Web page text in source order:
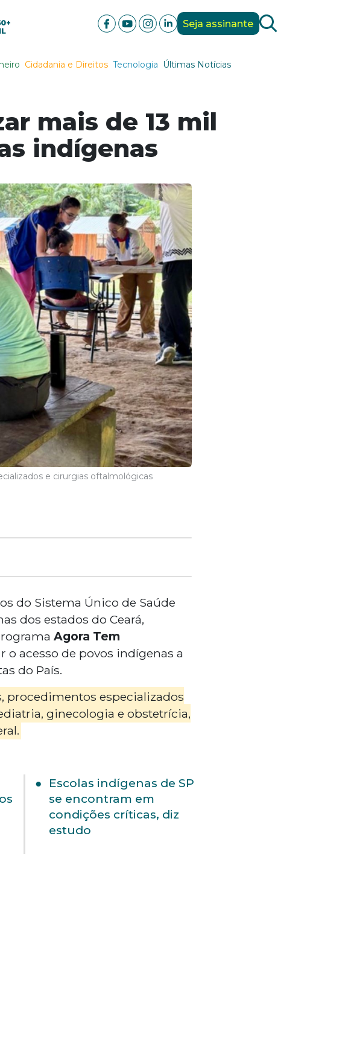
Seja assinante
Cidadania e Direitos Tecnologia Últimas Notícias
mais de 13 mil
indígenas
e cirurgias oftalmológicas
do Sistema Único de Saúde
dos estados do Ceará,
Agora Tem
o acesso de povos indígenas a
do País.
procedimentos especializados
ginecologia e obstetrícia,
Escolas indígenas de SP
se encontram em
condições críticas, diz
estudo